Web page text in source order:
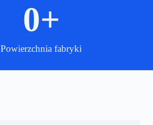
Powierzchnia fabryki
0+